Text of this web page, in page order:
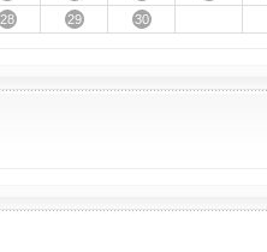
28 29 30